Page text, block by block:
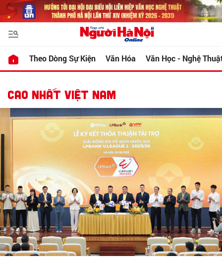
Theo Dòng Sự Kiện Văn Hóa Văn Học - Nghệ
CAO NHẤT VIỆT NAM